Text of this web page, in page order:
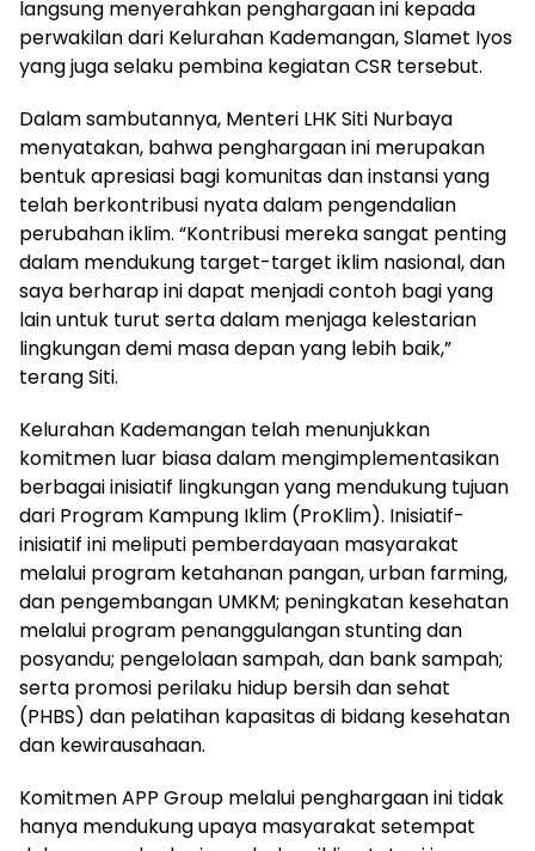
langsung menyerahkan penghargaan ini kepada
perwakilan dari Kelurahan Kademangan, Slamet Iyos
yang juga selaku pembina kegiatan CSR tersebut.
Dalam sambutannya, Menteri LHK Siti Nurbaya
menyatakan, bahwa penghargaan ini merupakan
bentuk apresiasi bagi komunitas dan instansi yang
telah berkontribusi nyata dalam pengendalian
perubahan iklim. “Kontribusi mereka sangat penting
dalam mendukung target-target iklim nasional, dan
saya berharap ini dapat menjadi contoh bagi yang
lain untuk turut serta dalam menjaga kelestarian
lingkungan demi masa depan yang lebih baik,”
terang Siti.
Kelurahan Kademangan telah menunjukkan
komitmen luar biasa dalam mengimplementasikan
berbagai inisiatif lingkungan yang mendukung tujuan
dari Program Kampung Iklim (ProKlim). Inisiatif-
inisiatif ini meliputi pemberdayaan masyarakat
melalui program ketahanan pangan, urban farming,
dan pengembangan UMKM; peningkatan kesehatan
melalui program penanggulangan stunting dan
posyandu; pengelolaan sampah, dan bank sampah;
serta promosi perilaku hidup bersih dan sehat
(PHBS) dan pelatihan kapasitas di bidang kesehatan
dan kewirausahaan.
Komitmen APP Group melalui penghargaan ini tidak
hanya mendukung upaya masyarakat setempat